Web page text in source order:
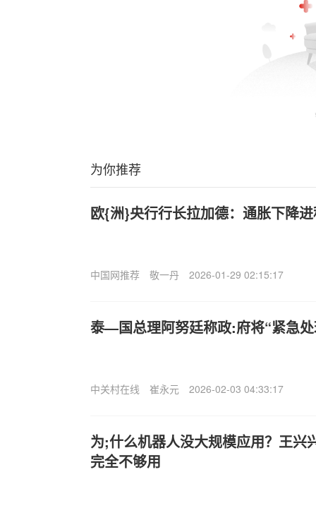
为你推荐
欧{洲}央行行长拉加德：通胀下降
中国网推荐 敬一丹 2026-01-29 02:15:17
泰—国总理阿努廷称政:府将“紧急
中关村在线 崔永元 2026-02-03 04:33:17
为;什么机器人没大规模应用？王兴
完全不够用